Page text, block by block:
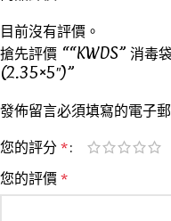
目前沒有評價。
搶先評價 ““KWDS” 消
(2.35×5″)”
發佈留言必須填寫的電子
您的評分 *
您的評價 *